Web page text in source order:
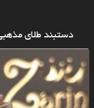
دستبند طلای